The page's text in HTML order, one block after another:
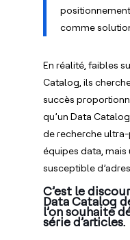
comme
En réalité, faibles
Catalog, ils
succès
qu’un Data
de recherche
équipes data,
susceptible
C’est le
Data Catalog
l’on souhaite
série d’articles.